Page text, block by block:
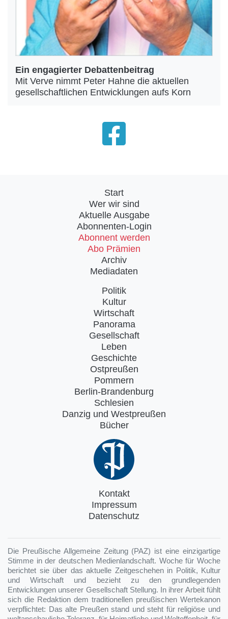
Ein engagierter Debattenbeitrag
Mit Verve nimmt Peter Hahne die aktuellen
gesellschaftlichen Entwicklungen aufs Korn
Start
Wer wir sind
Aktuelle Ausgabe
Abonnenten-Login
Abonnent werden
Abo Prämien
Archiv
Mediadaten
Politik
Kultur
Wirtschaft
Panorama
Gesellschaft
Leben
Geschichte
Ostpreußen
Pommern
Berlin-Brandenburg
Schlesien
Danzig und Westpreußen
Bücher
Kontakt
Impressum
Datenschutz
Die Preußische Allgemeine Zeitung (PAZ) ist eine einzigartige
Stimme in der deutschen Medienlandschaft. Woche für Woche
berichtet sie über das aktuelle Zeitgeschehen in Politik, Kultur
und Wirtschaft und bezieht zu den grundlegenden
Entwicklungen unserer Gesellschaft Stellung. In ihrer Arbeit fühlt
sich die Redaktion dem traditionellen preußischen Wertekanon
verpflichtet: Das alte Preußen stand und steht für religiöse und